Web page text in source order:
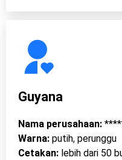
Guyana
Nama perusahaan:
Warna:putih, perunggu
Cetakan: lebih dari 50